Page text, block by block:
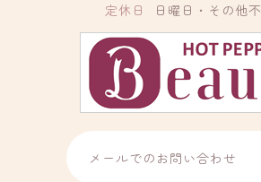
定休日
日曜日・その他
メールでのお問い合わせ